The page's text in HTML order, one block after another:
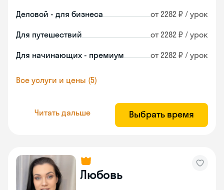
Деловой - для бизнеса от 2282 ₽ / урок
Для путешествий от 2282 ₽ / урок
Для начинающих - премиум от 2282 ₽ / урок
Все услуги и цены (5)
Читать дальше Выбрать время
Любовь